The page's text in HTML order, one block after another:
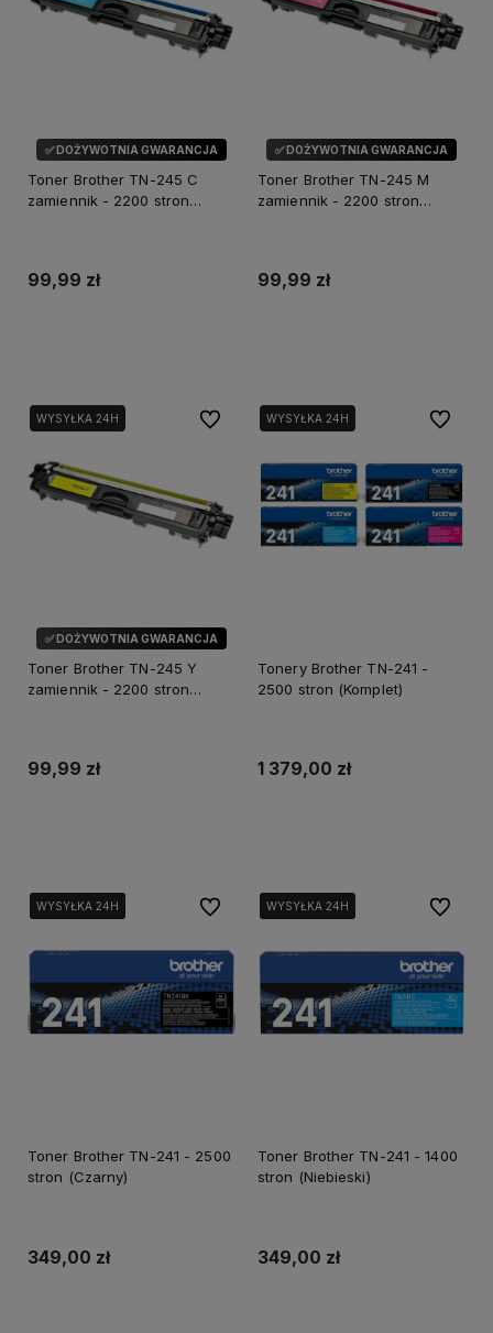
✅ DOŻYWOTNIA GWARANCJA
Toner Brother TN-245 C
zamiennik - 2200 stron
99,99 zł
✅ DOŻYWOTNIA GWARANCJA
Toner Brother TN-245 M
zamiennik - 2200 stron
99,99 zł
✅ DOŻYWOTNIA GWARANCJA
WYSYŁKA 24H
Toner Brother TN-245 Y
zamiennik - 2200 stron
99,99 zł
Do ulubionychWYSYŁKA 24H
Tonery Brother TN-241 -
2500 stron (Komplet)
1 379,00 zł
Do
WYSYŁKA 24H
WYSYŁKA 24H
WYSYŁKA 24H
Toner Brother TN-241 - 2500
stron (Czarny)
349,00 zł
Do ulubionychWYSYŁKA 24H
WYSYŁKA 24H
WYSYŁKA 24H
Toner Brother TN-241 - 1400
stron (Niebieski)
349,00 zł
Do